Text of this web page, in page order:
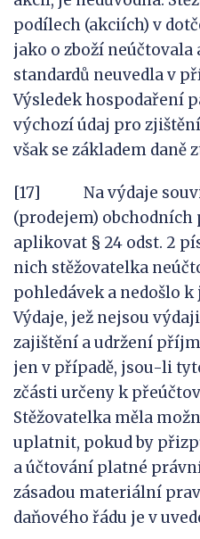
podílech (akciích) v
jako o zboží
standardů neuvedla v
Výsledek hospodaření
výchozí údaj pro
však se základem daně
[17] Na výdaje
(prodejem) obchodních
aplikovat § 24 odst. 2
nich stěžovatelka
pohledávek a nedošlo
Výdaje, jež nejsou
zajištění a udržení
jen v případě, jsou-li
zčásti určeny k
Stěžovatelka měla
uplatnit, pokud by
a účtování platné
zásadou materiální
daňového řádu je v